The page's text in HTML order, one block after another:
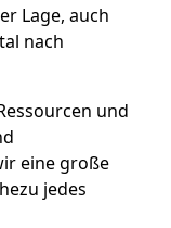
Lage, auch
nach
und
eine große
jedes